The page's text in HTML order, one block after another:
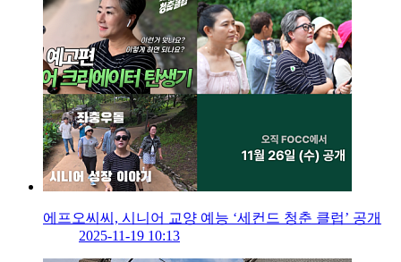
에프오씨씨, 시니어 교양 예능 ‘세컨드 청춘 클럽’ 공개
2025-11-19 10:13